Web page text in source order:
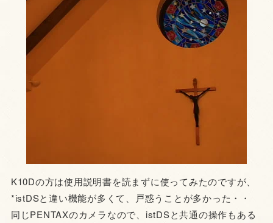
K10Dの方は使用説明書を読まずに使ってみたのですが、
*istDSと違い機能が多くて、戸惑うことが多かった・・
同じPENTAXのカメラなので、istDSと共通の操作もある